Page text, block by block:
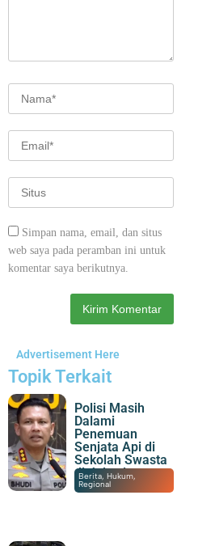
Simpan nama, email, dan situs
web saya pada peramban ini untuk
komentar saya berikutnya.
Advertisement Here
Topik Terkait
Polisi Masih
Dalami
Penemuan
Senjata Api di
Sekolah Swasta
di Jaksel
07/08/2026|22:07
Berita,Hukum,
Regional